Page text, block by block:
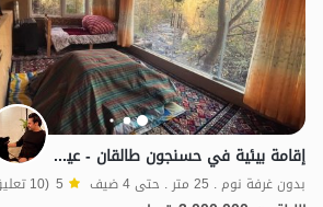
إقامة بيئية في حسنجون طالقان - عين دوروان
بدون غرفة نوم . 25 متر . حتى 4 ضيف 5 (10 تعليق)